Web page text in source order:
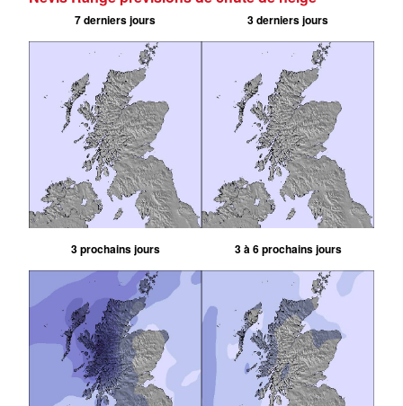
7 derniers jours 3 derniers jours
3 prochains jours 3 à 6 prochains jours